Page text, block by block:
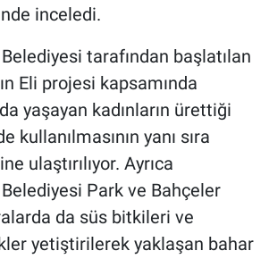
inceledi.
tarafından başlatılan
Eli projesi kapsamında
yaşayan kadınların ürettiği
kullanılmasının yanı sıra
ulaştırılıyor. Ayrıca
Park ve Bahçeler
da süs bitkileri ve
yetiştirilerek yaklaşan bahar